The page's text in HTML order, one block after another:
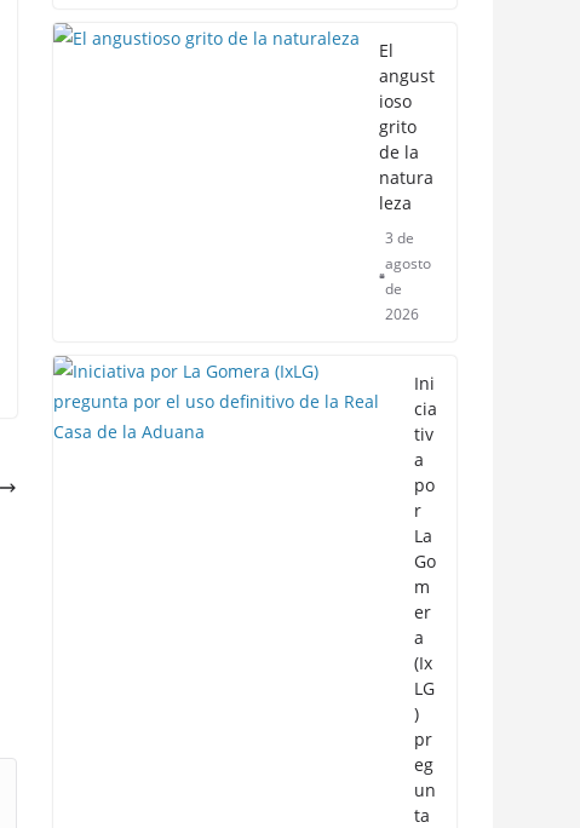
El
angust
ioso
grito
de la
natura
leza
3 de
agosto
de
2026
Ini
cia
tiv
a
po
r
La
Go
m
er
a
(Ix
LG
)
pr
eg
un
ta